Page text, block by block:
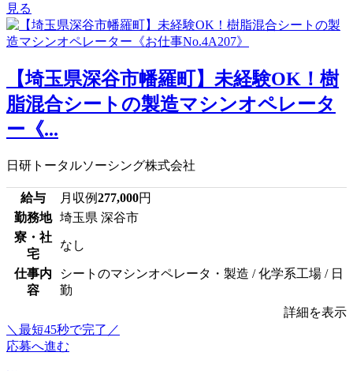
見る
【埼玉県深谷市幡羅町】未経験OK！樹
脂混合シートの製造マシンオペレータ
ー《...
日研トータルソーシング株式会社
給与 月収例277,000円
勤務地
埼玉県 深谷市
寮・社
宅
なし
仕事内
容
シートのマシンオペレータ・製造 / 化学系工場 / 日
勤
詳細を表示
＼最短45秒で完了／
応募へ進む